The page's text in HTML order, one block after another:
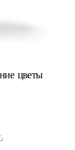
цветы
Share